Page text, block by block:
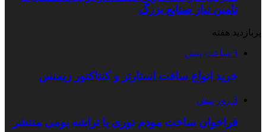
تامین نیاز صنایع بزرگ
پربازدید هفته
3 ساعت پیش
خرید انواع سافت استارتر و کنتاکتور زیمنس
3 روز پیش
فراخوان ساخت مودم نوری با تراشه بومی منتشر